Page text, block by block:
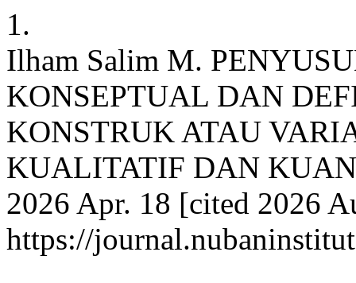
1.
Ilham Salim M.
KONSEPTUAL DAN
KONSTRUK ATAU
KUALITATIF DAN
2026 Apr. 18 [cited 2026
https://